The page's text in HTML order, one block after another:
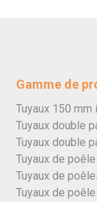
Gamme de
Tuyaux 150
Tuyaux double
Tuyaux double
Tuyaux de
Tuyaux de
Tuyaux de